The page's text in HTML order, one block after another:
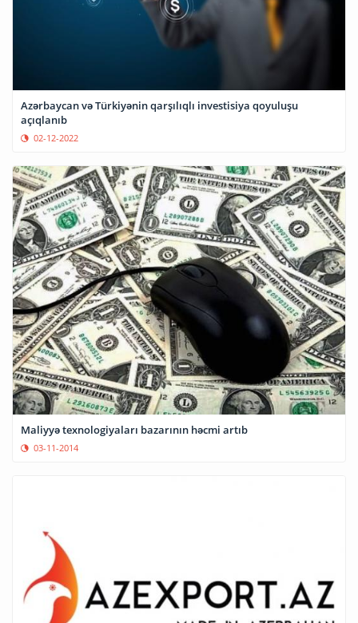
Azərbaycan və Türkiyənin qarşılıqlı investisiya qoyuluşu
açıqlanıb
02-12-2022
Maliyyə texnologiyaları bazarının həcmi artıb
03-11-2014